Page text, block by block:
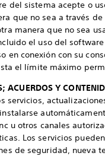
del sistema acepte o
que no sea a través
manera que no sea
el uso del
en conexión con su
el límite máximo
ACUERDOS Y
servicios,
u otros canales
Los servicios
de seguridad, nueva